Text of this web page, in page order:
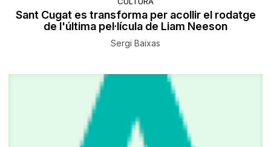
Sant Cugat es transforma per acollir el rodatge
de l'última pel·lícula de Liam Neeson
Sergi Baixas